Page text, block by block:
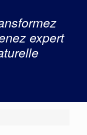
expert